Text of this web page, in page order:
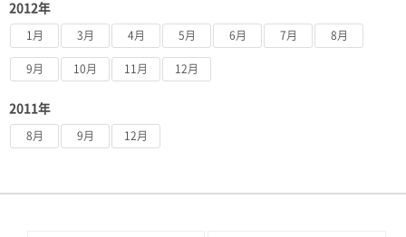
2012年
1月 3月 4月 5月 6月 7月 8月
9月 10月 11月 12月
2011年
8月 9月 12月